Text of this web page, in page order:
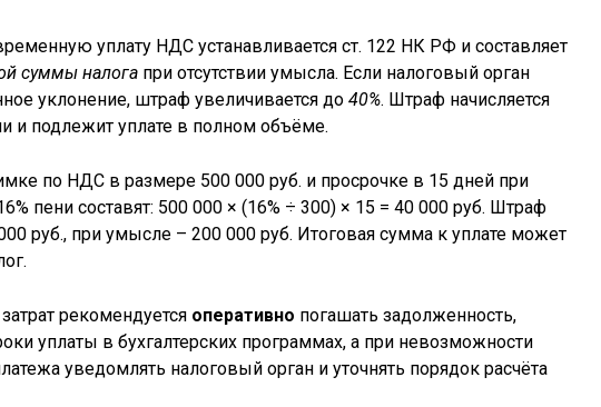
уплату НДС устанавливается ст. 122 НК РФ и составляет
суммы налога при отсутствии умысла. Если налоговый орган
уклонение, штраф увеличивается до 40%. Штраф начисляется
и подлежит уплате в полном объёме.
по НДС в размере 500 000 руб. и просрочке в 15 дней при
пени составят: 500 000 × (16% ÷ 300) × 15 = 40 000 руб. Штраф
руб., при умысле – 200 000 руб. Итоговая сумма к уплате может
рекомендуется оперативно погашать задолженность,
уплаты в бухгалтерских программах, а при невозможности
уведомлять налоговый орган и уточнять порядок расчёта